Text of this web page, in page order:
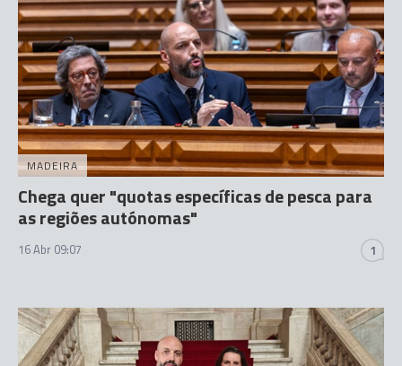
MADEIRA
Chega quer "quotas específicas de pesca para
as regiões autónomas"
16 Abr 09:07 1